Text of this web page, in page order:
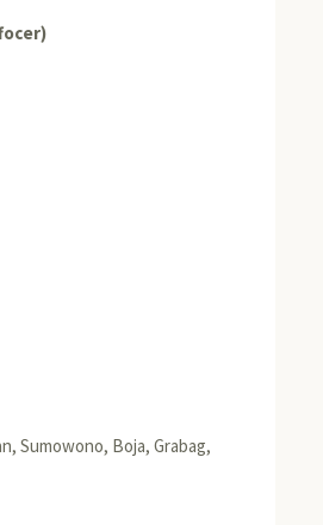
Sumowono, Boja, Grabag,